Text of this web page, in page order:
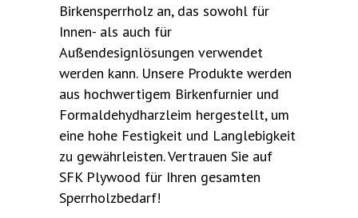
Birkensperrholz an, das sowohl für
Innen- als auch für
Außendesignlösungen verwendet
werden kann. Unsere Produkte werden
aus hochwertigem Birkenfurnier und
Formaldehydharzleim hergestellt, um
eine hohe Festigkeit und Langlebigkeit
zu gewährleisten. Vertrauen Sie auf
SFK Plywood für Ihren gesamten
Sperrholzbedarf!